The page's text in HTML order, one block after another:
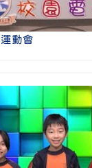
動會